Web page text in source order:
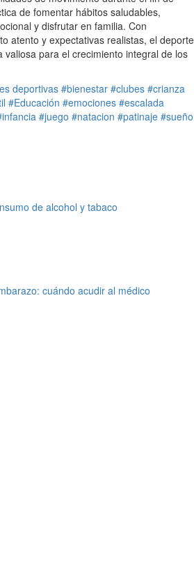
de fomentar hábitos saludables,
y disfrutar en familia. Con
atento y expectativas realistas, el deporte
para el crecimiento integral de los
deportivas #bienestar #clubes #crianza
#Educación #emociones #escalada
#juego #natacion #patinaje #sueño
de alcohol y tabaco
cuándo acudir al médico